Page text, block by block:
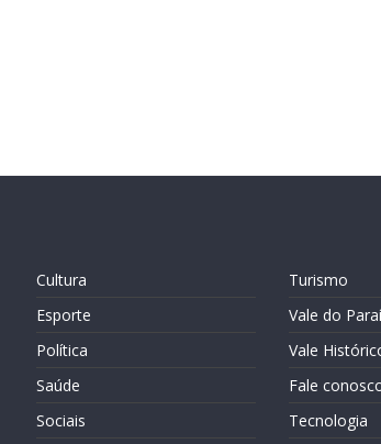
Cultura
Esporte
Política
Saúde
Sociais
Turismo
Vale do
Vale
Fale
Tecnologia